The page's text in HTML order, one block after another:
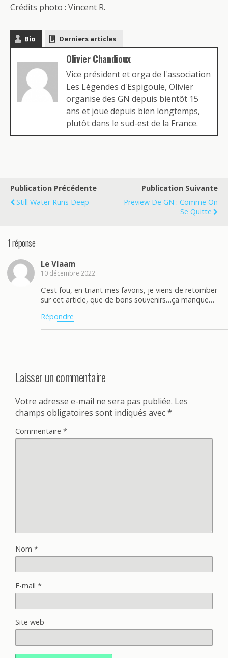
Crédits photo : Vincent R.
Bio Derniers articles
Olivier Chandioux
Vice président et orga de l'association
Les Légendes d'Espigoule, Olivier
organise des GN depuis bientôt 15
ans et joue depuis bien longtemps,
plutôt dans le sud-est de la France.
Publication Précédente
Still Water Runs Deep
Publication Suivante
Preview De GN : Comme On
Se Quitte
1 réponse
Le Vlaam
10 décembre 2022
C’est fou, en triant mes favoris, je viens de retomber
sur cet article, que de bons souvenirs…ça manque…
Répondre
Laisser un commentaire
Votre adresse e-mail ne sera pas publiée. Les
champs obligatoires sont indiqués avec*
Commentaire *
Nom *
E-mail *
Site web